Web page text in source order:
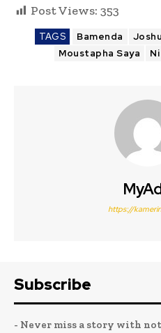
Post Views: 353
TAGS Bamenda
Moustapha Saya
https://
Subscribe
- Never miss a story with